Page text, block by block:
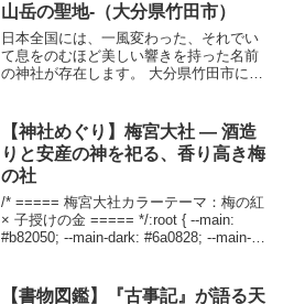
山岳の聖地-（大分県竹田市）
日本全国には、一風変わった、それでい
て息をのむほど美しい響きを持った名前
の神社が存在します。 大分県竹田市にあ
う。大分・宮崎の県境にそびえる日本百
名山の一つ「祖母山（そぼ...
【神社めぐり】梅宮大社 ― 酒造
りと安産の神を祀る、香り高き梅
の社
/* ===== 梅宮大社カラーテーマ：梅の紅
× 子授けの金 ===== */:root { --main:
#b82050; --main-dark: #6a0828; --main-
【書物図鑑】『古事記』が語る天